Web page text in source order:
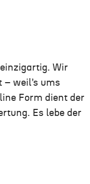
Wir
weil’s ums
Form dient der
Es lebe der